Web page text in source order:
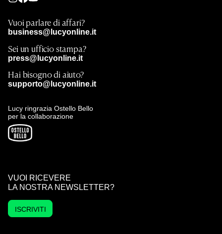
Vuoi parlare di affari?
business@lucyonline.it
Sei un ufficio stampa?
press@lucyonline.it
Hai bisogno di aiuto?
supporto@lucyonline.it
Lucy ringrazia Ostello Bello
per la collaborazione
VUOI RICEVERE
LA NOSTRA NEWSLETTER?
ISCRIVITI